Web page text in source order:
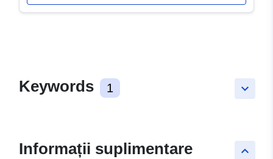
keyboard_arrow_down
Keywords 1
keyboard_arrow_up
Informații suplimentare